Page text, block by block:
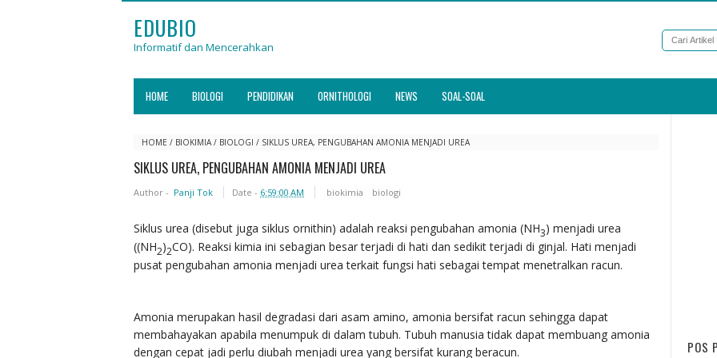
EDUBIO
Informatif dan Mencerahkan
HOME BIOLOGI PENDIDIKAN ORNITHOLOGI NEWS SOAL-SOAL
HOME / BIOKIMIA/ BIOLOGI / SIKLUS UREA, PENGUBAHAN AMONIA MENJADI UREA
SIKLUS UREA, PENGUBAHAN AMONIA MENJADI UREA
Author - Panji Tok Date - 6:59:00 AM biokimia biologi
Siklus urea (disebut juga siklus ornithin) adalah reaksi pengubahan amonia (NH3) menjadi urea
((NH2)2CO). Reaksi kimia ini sebagian besar terjadi di hati dan sedikit terjadi di ginjal. Hati menjadi
pusat pengubahan amonia menjadi urea terkait fungsi hati sebagai tempat menetralkan racun.
Amonia merupakan hasil degradasi dari asam amino, amonia bersifat racun sehingga dapat
membahayakan apabila menumpuk di dalam tubuh. Tubuh manusia tidak dapat membuang amonia
dengan cepat jadi perlu diubah menjadi urea yang bersifat kurang beracun.
POS